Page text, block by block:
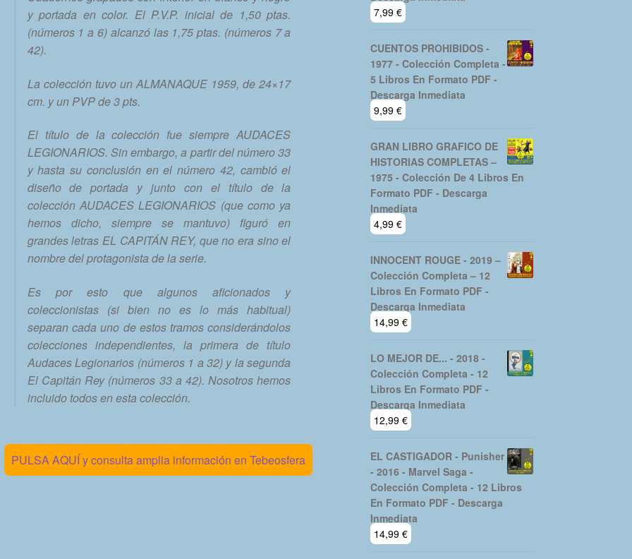
y portada en color. El P.V.P. inicial de 1,50 ptas.
(números 1 a 6) alcanzó las 1,75 ptas. (números 7 a
42).
La colección tuvo un ALMANAQUE 1959, de 24×17
cm. y un PVP de 3 pts.
El título de la colección fue siempre AUDACES
LEGIONARIOS. Sin embargo, a partir del número 33
y hasta su conclusión en el número 42, cambió el
diseño de portada y junto con el título de la
colección AUDACES LEGIONARIOS (que como ya
hemos dicho, siempre se mantuvo) figuró en
grandes letras EL CAPITÁN REY, que no era sino el
nombre del protagonista de la serie.
Es por esto que algunos aficionados y
coleccionistas (si bien no es lo más habitual)
separan cada uno de estos tramos considerándolos
colecciones independientes, la primera de título
Audaces Legionarios (números 1 a 32) y la segunda
El Capitán Rey (números 33 a 42). Nosotros hemos
incluido todos en esta colección.
PULSA AQUÍ y consulta amplia información en Tebeosfera
7,99 €
CUENTOS PROHIBIDOS -
1977 - Colección Completa -
5 Libros En Formato PDF -
Descarga Inmediata
9,99 €
GRAN LIBRO GRAFICO DE
HISTORIAS COMPLETAS –
1975 - Colección De 4 Libros En
Formato PDF - Descarga
Inmediata
4,99 €
INNOCENT ROUGE - 2019 –
Colección Completa – 12
Libros En Formato PDF -
Descarga Inmediata
14,99 €
LO MEJOR DE... - 2018 -
Colección Completa - 12
Libros En Formato PDF -
Descarga Inmediata
12,99 €
EL CASTIGADOR - Punisher
- 2016 - Marvel Saga -
Colección Completa - 12 Libros
En Formato PDF - Descarga
Inmediata
14,99 €